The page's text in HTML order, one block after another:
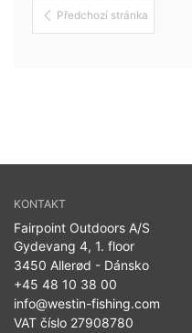
Předchozí stránka
KONTAKT
Fairpoint Outdoors A/S
Gydevang 4, 1. floor
3450 Allerød - Dánsko
+45 48 10 38 00
info@westin-fishing.com
VAT číslo 27908780